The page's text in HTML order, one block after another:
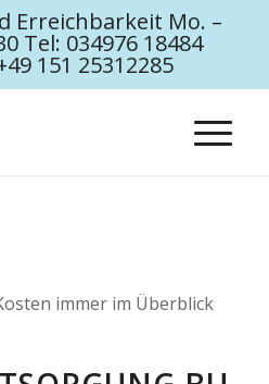
Erreichbarkeit Mo. –
Tel: 034976 18484
151 25312285